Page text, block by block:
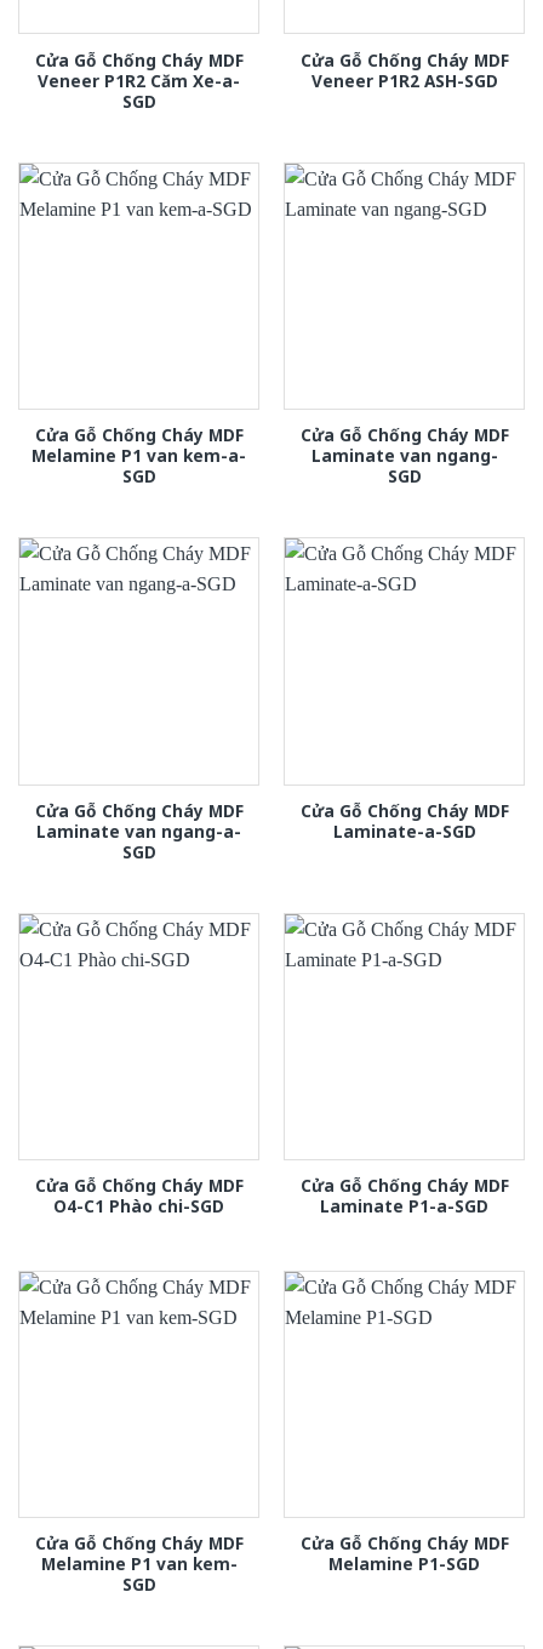
Cửa Gỗ Chống Cháy MDF
Veneer P1R2 Căm Xe-a-
SGD
Cửa Gỗ Chống Cháy MDF
Veneer P1R2 ASH-SGD
Cửa Gỗ Chống Cháy MDF
Melamine P1 van kem-a-
SGD
Cửa Gỗ Chống Cháy MDF
Laminate van ngang-
SGD
Cửa Gỗ Chống Cháy MDF
Laminate van ngang-a-
SGD
Cửa Gỗ Chống Cháy MDF
Laminate-a-SGD
Cửa Gỗ Chống Cháy MDF
O4-C1 Phào chi-SGD
Cửa Gỗ Chống Cháy MDF
Laminate P1-a-SGD
Cửa Gỗ Chống Cháy MDF
Melamine P1 van kem-
SGD
Cửa Gỗ Chống Cháy MDF
Melamine P1-SGD